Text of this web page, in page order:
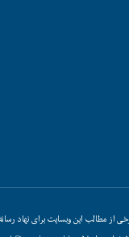
از مطالب این وبسایت برای نهاد